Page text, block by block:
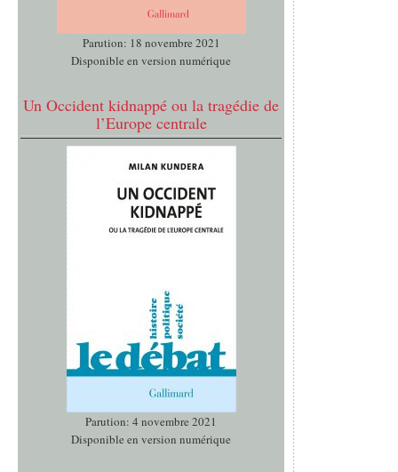
Parution: 18 novembre 2021
Disponible en version numérique
Un Occident kidnappé ou la tragédie de
l’Europe centrale
Parution: 4 novembre 2021
Disponible en version numérique